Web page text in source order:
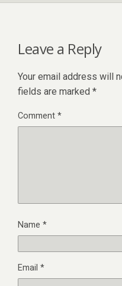
Leave a Reply
Your email address will
fields are marked *
Comment*
Name *
Email *